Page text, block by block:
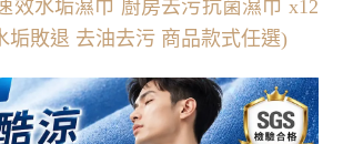
效水垢濕巾 廚房去污抗菌濕巾 x12
垢敗退 去油去污 商品款式任選)